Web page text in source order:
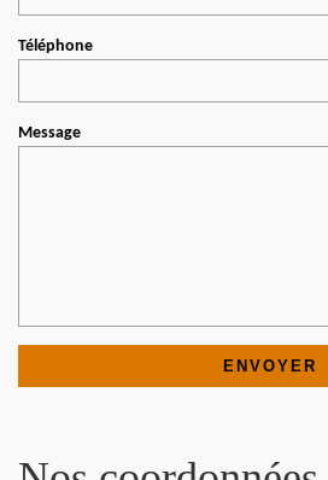
Téléphone
Message